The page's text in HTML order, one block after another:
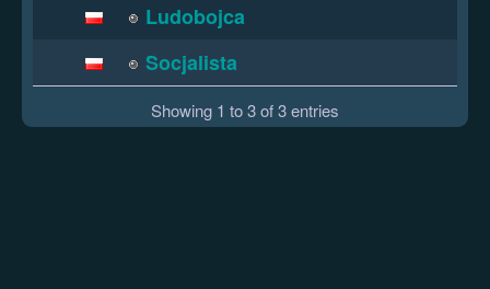
Ludobojca
Socjalista
Showing 1 to 3 of 3 entries